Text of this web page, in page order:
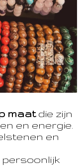
maatdie zijn
en energie.
en
persoonlijk